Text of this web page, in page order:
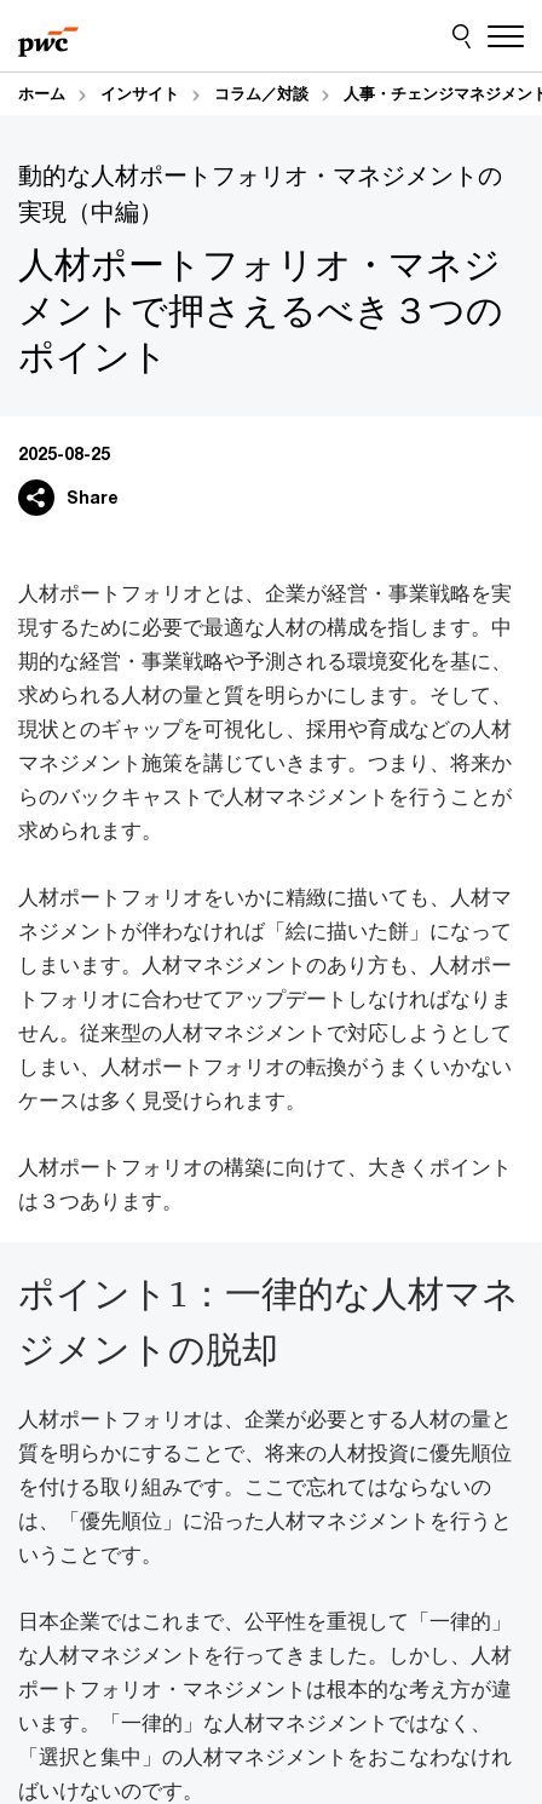
to
content
to
footer
ホーム インサイト コラム／対談 人事・チェンジマネジメン
動的な人材ポートフォリオ・マネジメントの
実現（中編）
人材ポートフォリオ・マネジ
メントで押さえるべき３つの
ポイント
2025-08-25
Share
人材ポートフォリオとは、企業が経営・事業戦略を実
現するために必要で最適な人材の構成を指します。中
期的な経営・事業戦略や予測される環境変化を基に、
求められる人材の量と質を明らかにします。そして、
現状とのギャップを可視化し、採用や育成などの人材
マネジメント施策を講じていきます。つまり、将来か
らのバックキャストで人材マネジメントを行うことが
求められます。
人材ポートフォリオをいかに精緻に描いても、人材マ
ネジメントが伴わなければ「絵に描いた餅」になって
しまいます。人材マネジメントのあり方も、人材ポー
トフォリオに合わせてアップデートしなければなりま
せん。従来型の人材マネジメントで対応しようとして
しまい、人材ポートフォリオの転換がうまくいかない
ケースは多く見受けられます。
人材ポートフォリオの構築に向けて、大きくポイント
は３つあります。
ポイント1：一律的な人材マネ
ジメントの脱却
人材ポートフォリオは、企業が必要とする人材の量と
質を明らかにすることで、将来の人材投資に優先順位
を付ける取り組みです。ここで忘れてはならないの
は、「優先順位」に沿った人材マネジメントを行うと
いうことです。
日本企業ではこれまで、公平性を重視して「一律的」
な人材マネジメントを行ってきました。しかし、人材
ポートフォリオ・マネジメントは根本的な考え方が違
います。「一律的」な人材マネジメントではなく、
「選択と集中」の人材マネジメントをおこなわなけれ
ばいけないのです。